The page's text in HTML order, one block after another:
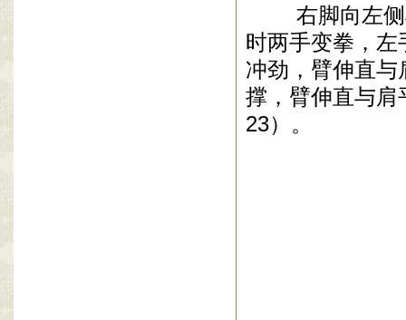
右脚向左侧横
时两手变拳，
冲劲，臂伸直
撑，臂伸直与肩
23）。